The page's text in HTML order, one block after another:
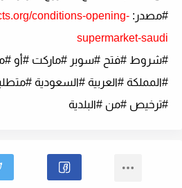
#مصدر: conditions-opening-
supermarket-saudi
#شروط #فتح #سوبر #ماركت #أو
#المملكة #العربية #السعودية
#ترخيص #من #البلدية